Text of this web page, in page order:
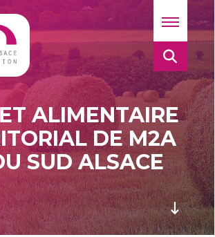
ALIMENTAIRE
DE M2A
SUD ALSACE